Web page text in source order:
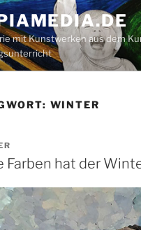
mit Kunstwerken aus dem
WINTER
Farben hat der